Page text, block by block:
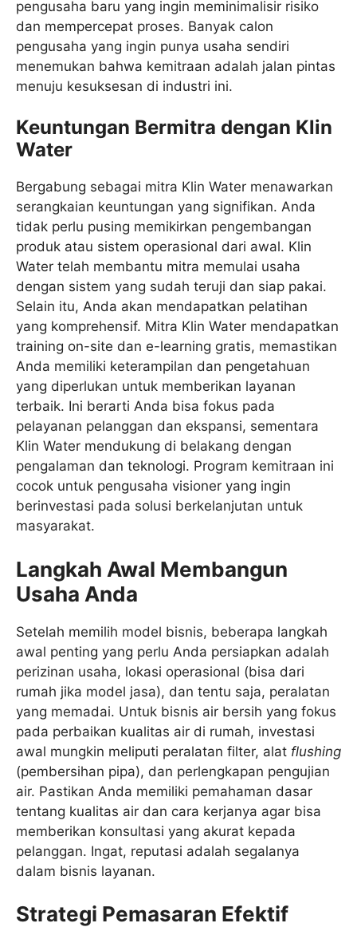
pengusaha baru yang ingin meminimalisir risiko
dan mempercepat proses. Banyak calon
pengusaha yang ingin punya usaha sendiri
menemukan bahwa kemitraan adalah jalan pintas
menuju kesuksesan di industri ini.
Keuntungan Bermitra dengan Klin
Water
Bergabung sebagai mitra Klin Water menawarkan
serangkaian keuntungan yang signifikan. Anda
tidak perlu pusing memikirkan pengembangan
produk atau sistem operasional dari awal. Klin
Water telah membantu mitra memulai usaha
dengan sistem yang sudah teruji dan siap pakai.
Selain itu, Anda akan mendapatkan pelatihan
yang komprehensif. Mitra Klin Water mendapatkan
training on-site dan e-learning gratis, memastikan
Anda memiliki keterampilan dan pengetahuan
yang diperlukan untuk memberikan layanan
terbaik. Ini berarti Anda bisa fokus pada
pelayanan pelanggan dan ekspansi, sementara
Klin Water mendukung di belakang dengan
pengalaman dan teknologi. Program kemitraan ini
cocok untuk pengusaha visioner yang ingin
berinvestasi pada solusi berkelanjutan untuk
masyarakat.
Langkah Awal Membangun
Usaha Anda
Setelah memilih model bisnis, beberapa langkah
awal penting yang perlu Anda persiapkan adalah
perizinan usaha, lokasi operasional (bisa dari
rumah jika model jasa), dan tentu saja, peralatan
yang memadai. Untuk bisnis air bersih yang fokus
pada perbaikan kualitas air di rumah, investasi
awal mungkin meliputi peralatan filter, alat flushing
(pembersihan pipa), dan perlengkapan pengujian
air. Pastikan Anda memiliki pemahaman dasar
tentang kualitas air dan cara kerjanya agar bisa
memberikan konsultasi yang akurat kepada
pelanggan. Ingat, reputasi adalah segalanya
dalam bisnis layanan.
Strategi Pemasaran Efektif